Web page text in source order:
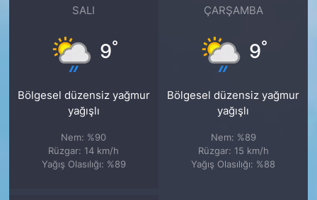
SALI
9°
Bölgesel düzensiz yağmur
yağışlı
Nem: %90
Rüzgar: 14 km/h
Yağış Olasılığı: %89
ÇARŞAMBA
9°
Bölgesel düzensiz yağmur
yağışlı
Nem: %89
Rüzgar: 15 km/h
Yağış Olasılığı: %88